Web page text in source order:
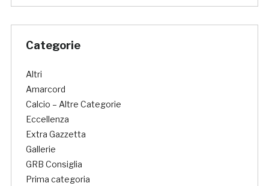
Categorie
Altri
Amarcord
Calcio – Altre Categorie
Eccellenza
Extra Gazzetta
Gallerie
GRB Consiglia
Prima categoria